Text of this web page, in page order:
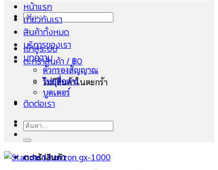
ค้นหา:
เข้าสู่ระบบ
ตะกร้าสินค้า /฿0
ไม่มีสินค้าในตะกร้า
ตะกร้าสินค้า
หน้าแรก
เกี่ยวกับเรา
สินค้าทั้งหมด
บริการของเรา
บทความ
ตัวกรองสัญญาณ
วิทยุสื่อสาร
บูตเตอร์
ติดต่อเรา
ค้นหา: